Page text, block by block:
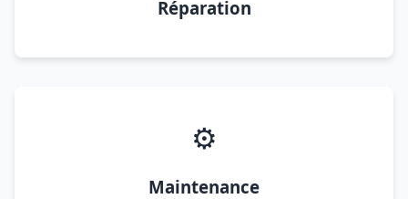
Réparation
⚙️
Maintenance